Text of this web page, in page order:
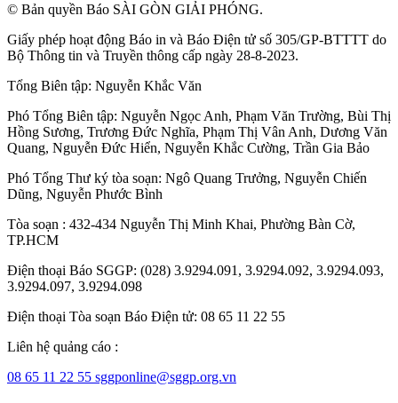
© Bản quyền Báo SÀI GÒN GIẢI PHÓNG.
Giấy phép hoạt động Báo in và Báo Điện tử số 305/GP-BTTTT do
Bộ Thông tin và Truyền thông cấp ngày 28-8-2023.
Tổng Biên tập: Nguyễn Khắc Văn
Phó Tổng Biên tập: Nguyễn Ngọc Anh, Phạm Văn Trường, Bùi Thị
Hồng Sương, Trương Đức Nghĩa, Phạm Thị Vân Anh, Dương Văn
Quang, Nguyễn Đức Hiển, Nguyễn Khắc Cường, Trần Gia Bảo
Phó Tổng Thư ký tòa soạn: Ngô Quang Trưởng, Nguyễn Chiến
Dũng, Nguyễn Phước Bình
Tòa soạn : 432-434 Nguyễn Thị Minh Khai, Phường Bàn Cờ,
TP.HCM
Điện thoại Báo SGGP: (028) 3.9294.091, 3.9294.092, 3.9294.093,
3.9294.097, 3.9294.098
Điện thoại Tòa soạn Báo Điện tử: 08 65 11 22 55
Liên hệ quảng cáo :
08 65 11 22 55 sggponline@sggp.org.vn